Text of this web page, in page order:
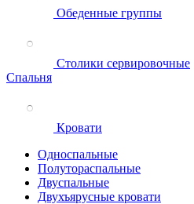
Обеденные группы
Столики сервировочные
Спальня
Кровати
Односпальные
Полутораспальные
Двуспальные
Двухъярусные кровати